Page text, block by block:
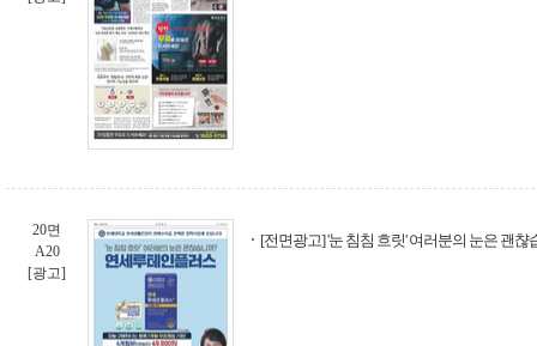
20면
A20
[광고]
[전면광고] '눈 침침 흐릿' 여러분의 눈은 괜